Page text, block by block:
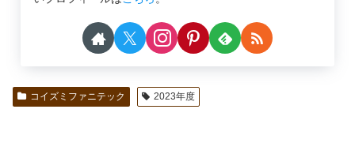
コイズミファニテック 2023年度